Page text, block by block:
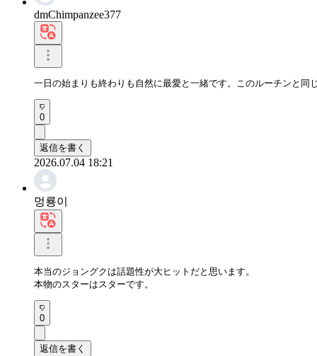
dmChimpanzee377
一日の始まりも終わりも自然に最愛と一緒です。このルーチンと同
0
返信を書く
2026.07.04 18:21
멍룡이
本当のジョングクは話題性が大ヒットだと思います。
本物のスターはスターです。
0
返信を書く